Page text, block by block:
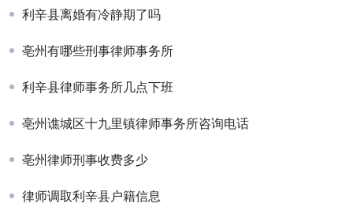
利辛县离婚有冷静期了吗
亳州有哪些刑事律师事务所
利辛县律师事务所几点下班
亳州谯城区十九里镇律师事务所咨询电话
亳州律师刑事收费多少
律师调取利辛县户籍信息